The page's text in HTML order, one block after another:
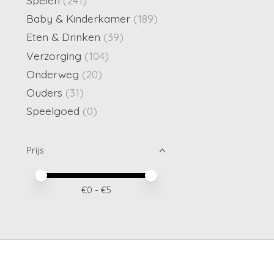
Baby & Kinderkamer (189)
Eten & Drinken (39)
Verzorging (104)
Onderweg (20)
Ouders (31)
Speelgoed (0)
Prijs
Minimale prijswaarde
Price maximum value
€0 - €5